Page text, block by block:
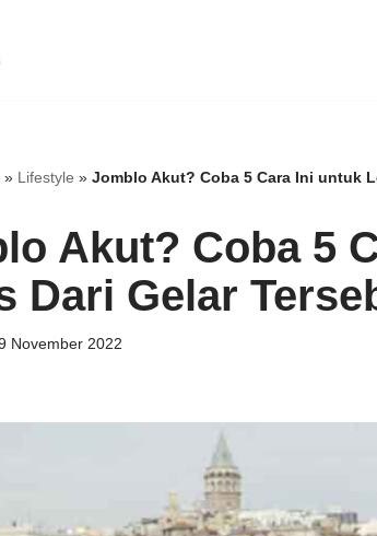
» Lifestyle » Jomblo Akut? Coba 5 Cara Ini untuk
Akut? Coba 5
Dari Gelar
November 2022